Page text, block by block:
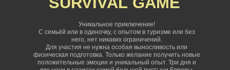
Уникальное приключение!
С семьёй или в одиночку, с опытом в туризме или без
него, нет никаких ограничений.
Для участия не нужна особая выносливость или
физическая подготовка. Только желание получить новые
положительные эмоции и уникальный опыт. Три дня и